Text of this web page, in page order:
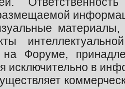
Форуме,
исключительно в